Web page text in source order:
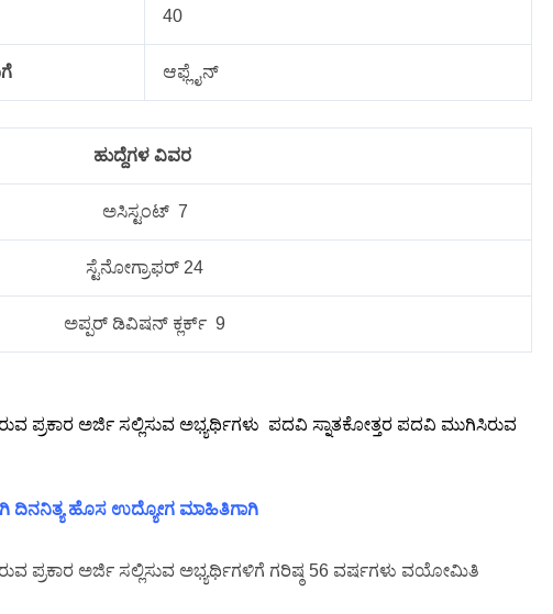
40
ಆಫ್ಲೈನ್
ಹುದ್ದೆಗಳ ವಿವರ
ಅಸಿಸ್ಟಂಟ್ 7
ಸ್ಟೆನೋಗ್ರಾಫರ್ 24
ಅಪ್ಪರ್ ಡಿವಿಷನ್ ಕ್ಲರ್ಕ್ 9
ಪ್ರಕಾರ ಅರ್ಜಿ ಸಲ್ಲಿಸುವ ಅಭ್ಯರ್ಥಿಗಳು ಪದವಿ ಸ್ನಾತಕೋತ್ತರ ಪದವಿ ಮುಗಿಸಿರುವ
ಹೊಸ ಉದ್ಯೋಗ ಮಾಹಿತಿಗಾಗಿ
ಪ್ರಕಾರ ಅರ್ಜಿ ಸಲ್ಲಿಸುವ ಅಭ್ಯರ್ಥಿಗಳಿಗೆ ಗರಿಷ್ಠ 56 ವರ್ಷಗಳು ವಯೋಮಿತಿ